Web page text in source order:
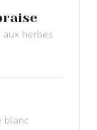
aux herbes
blanc